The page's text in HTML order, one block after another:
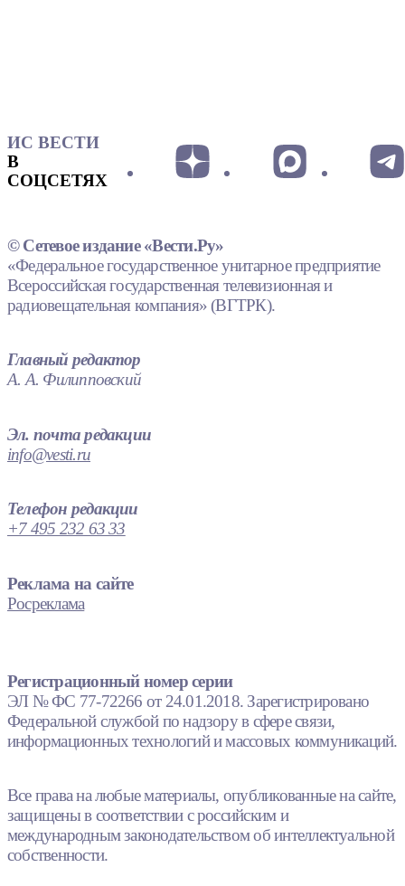
ИС ВЕСТИ
В
СОЦСЕТЯХ
© Сетевое издание «Вести.Ру»
«Федеральное государственное унитарное предприятие
Всероссийская государственная телевизионная и
радиовещательная компания» (ВГТРК).
Главный редактор
А. А. Филипповский
Эл. почта редакции
info@vesti.ru
Телефон редакции
+7 495 232 63 33
Реклама на сайте
Росреклама
Регистрационный номер серии
ЭЛ № ФС 77-72266 от 24.01.2018. Зарегистрировано
Федеральной службой по надзору в сфере связи,
информационных технологий и массовых коммуникаций.
Все права на любые материалы, опубликованные на сайте,
защищены в соответствии с российским и
международным законодательством об интеллектуальной
собственности.